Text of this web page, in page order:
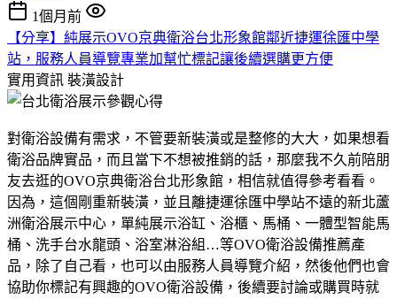
1個月前
【分享】純展示OVO京典衛浴台北形象館鄰近捷運徐匯中學
站，服務人員導覽專業加幫忙標記讓後續選購更方便
實用資訊 裝潢設計
對衛浴設備有需求，不管要新裝潢或是整修的大大，如果想看
衛浴品牌實品，而且當下不想被推銷的話，那麼我不久前陪朋
友去逛的OVO京典衛浴台北形象館，相信就值得參考看看。
因為，這個剛重新裝潢，並且離捷運徐匯中學站不遠的新北蘆
洲衛浴展示中心，單純展示浴缸、浴櫃、馬桶、一體型智能馬
桶、洗手台水龍頭、浴室淋浴組…等OVO衛浴設備推薦產
品，除了自己看，也可以由服務人員導覽介紹，然後他們也會
協助你標記有興趣的OVO衛浴設備，後續要討論或購買時就